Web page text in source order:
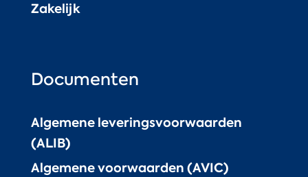
Zakelijk
Documenten
Algemene leveringsvoorwaarden
(ALIB)
Algemene voorwaarden (AVIC)